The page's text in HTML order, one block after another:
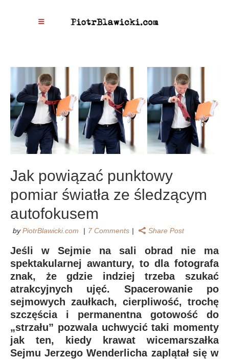
Jak powiązać punktowy
pomiar światła ze śledzącym
autofokusem
byPiotrBlawicki.com 7 Comments Share Post
Jeśli w Sejmie na sali obrad nie ma
spektakularnej awantury, to dla fotografa
znak, że gdzie indziej trzeba szukać
atrakcyjnych ujęć. Spacerowanie po
sejmowych zaułkach, cierpliwość, trochę
szczęścia i permanentna gotowość do
„strzału” pozwala uchwycić taki momenty
jak ten, kiedy krawat wicemarszałka
Sejmu Jerzego Wenderlicha zaplątał się w